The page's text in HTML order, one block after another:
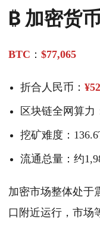
₿ 加密货
BTC ： $77,065
折合人民币：
区块链全网算力
挖矿难度：
流通总量：约
加密市场整体处于
口附近运行，市场